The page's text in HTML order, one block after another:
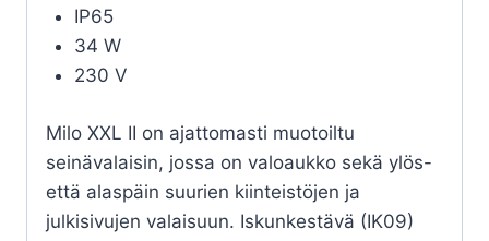
IP65
34 W
230 V
Milo XXL II on ajattomasti muotoiltu
seinävalaisin, jossa on valoaukko sekä ylös-
että alaspäin suurien kiinteistöjen ja
julkisivujen valaisuun. Iskunkestävä (IK09)